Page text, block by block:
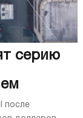
серию
после